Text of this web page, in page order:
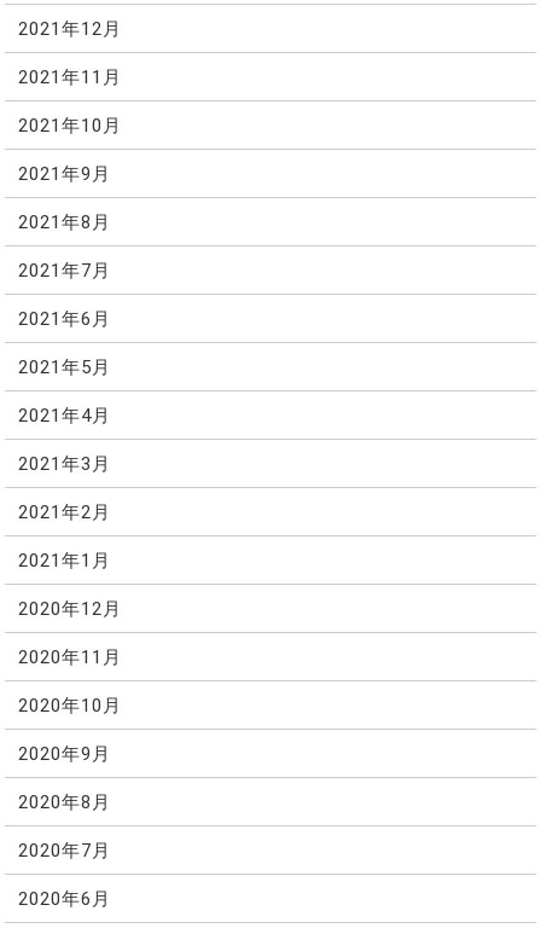
2021年12月
2021年11月
2021年10月
2021年9月
2021年8月
2021年7月
2021年6月
2021年5月
2021年4月
2021年3月
2021年2月
2021年1月
2020年12月
2020年11月
2020年10月
2020年9月
2020年8月
2020年7月
2020年6月